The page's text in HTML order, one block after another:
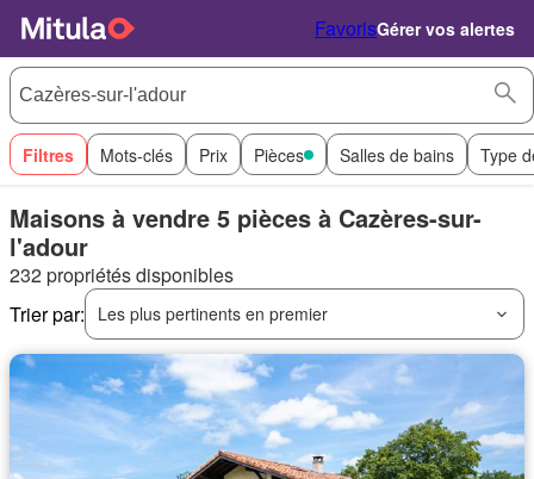
FavorisGérer vos alertes
Filtres Mots-clés Prix Pièces Salles de bains Type
Maisons à vendre 5 pièces à Cazères-sur-
l'adour
232 propriétés disponibles
Trier par:
Les plus pertinents en premier